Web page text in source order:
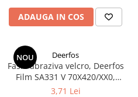
ADAUGA IN COS
NOU Deerfos
Fasie abraziva velcro, Deerfos
Film SA331 V 70X420/XX0,
slefuire pe uscat sau umed,
3,71 Lei